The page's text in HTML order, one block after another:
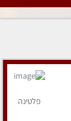
פלטינה